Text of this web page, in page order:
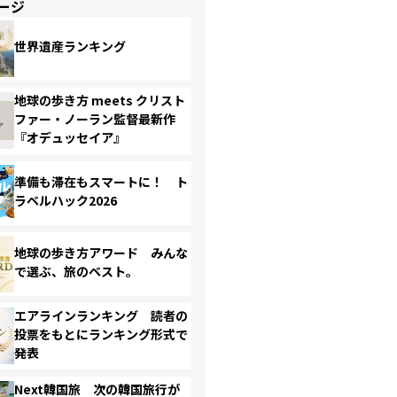
ジ
世界遺産ランキング
地球の歩き方 meets クリスト
ファー・ノーラン監督最新作
『オデュッセイア』
準備も滞在もスマートに！ ト
ラベルハック2026
地球の歩き方アワード みんな
で選ぶ、旅のベスト。
エアラインランキング 読者の
投票をもとにランキング形式で
発表
Next韓国旅 次の韓国旅行が